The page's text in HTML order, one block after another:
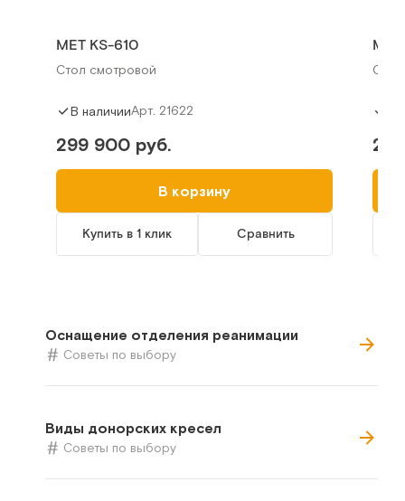
МЕТ KS-610
Стол смотровой
В наличииАрт. 21622
299 900 руб.
В корзину
Купить в 1 клик Сравнить
МЕТ
Оснащение отделения реанимации
Советы по выбору
Виды донорских кресел
Советы по выбору